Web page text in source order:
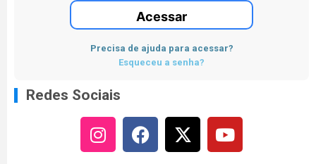
Acessar
Precisa de ajuda para acessar?
Esqueceu a senha?
Redes Sociais